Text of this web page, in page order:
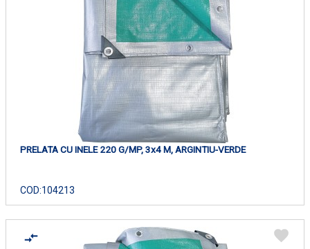
PRELATA CU INELE 220 G/MP, 3x4 M, ARGINTIU-VERDE
COD:104213